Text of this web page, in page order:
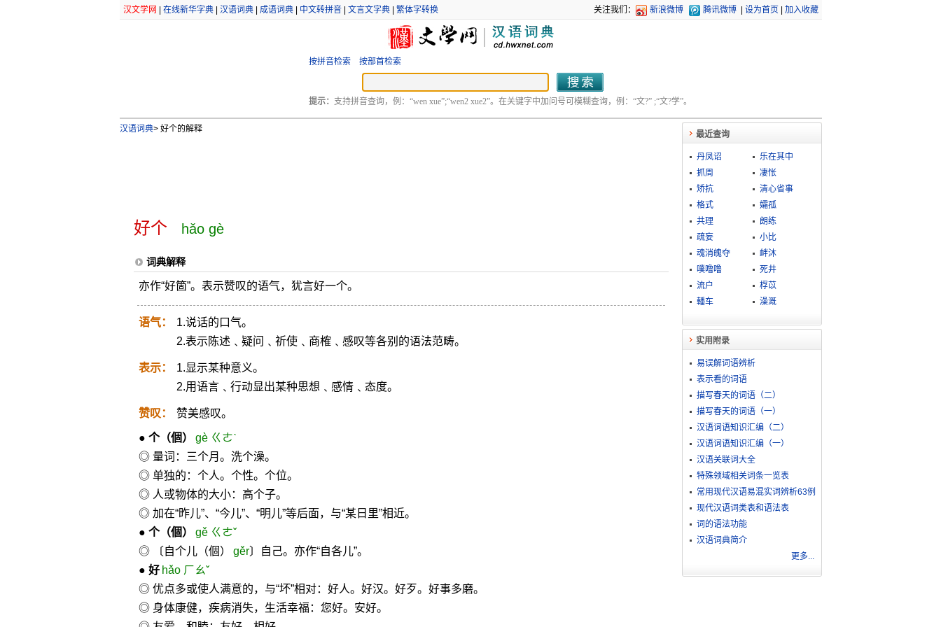
汉文学网 在线新华字典| 汉语词典| 成语词典| 中文转拼音| 文言文字典| 繁体字转换 关注我们： 新浪微博 腾讯微博 设为首页 加入收藏
按拼音检索 按部首检索
提示： 支持拼音查询，例：“wen xue”;“wen2 xue2”。在关键字中加问号可模糊查询，例：“文?” ;“文?学”。
汉语词典>好个的解释
好个 hǎo gè
词典解释
亦作“好箇”。表示赞叹的语气，犹言好一个。
语气：
1.说话的口气。
2.表示陈述﹑疑问﹑祈使﹑商榷﹑感叹等各别的语法范畴。
表示：
1.显示某种意义。
2.用语言﹑行动显出某种思想﹑感情﹑态度。
赞叹： 赞美感叹。
● 个（個）
gè ㄍㄜˋ
◎ 量词：三个月。洗个澡。
◎ 单独的：个人。个性。个位。
◎ 人或物体的大小：高个子。
◎ 加在“昨儿”、“今儿”、“明儿”等后面，与“某日里”相近。
● 个（個）
gě ㄍㄜˇ
◎ 〔自个儿（個）
gěr〕自己。亦作“自各儿”。
● 好 hǎo ㄏㄠˇ
◎ 优点多或使人满意的，与“坏”相对：好人。好汉。好歹。好事多磨。
◎ 身体康健，疾病消失，生活幸福：您好。安好。
最近查询
丹凤诏
乐在其中
抓周
凄怅
矫抗
清心省事
格式
孀孤
共理
朗练
疏妄
小比
魂消魄夺
衅沐
噗噜噜
死井
流户
桴苡
轓车
澡溉
实用附录
易误解词语辨析
表示看的词语
描写春天的词语（二）
描写春天的词语（一）
汉语词语知识汇编（二）
汉语词语知识汇编（一）
汉语关联词大全
特殊领域相关词条一览表
常用现代汉语易混实词辨析63例
现代汉语词类表和语法表
词的语法功能
汉语词典简介
更多...